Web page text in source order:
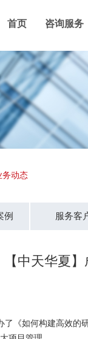
首页 咨询服务
务动态
例 服务客
【中天华夏
了《如何构建高效